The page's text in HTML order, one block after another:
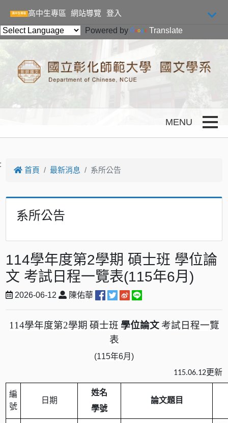
高中生專區
網站導覽
登入
Powered by
Translate
首頁 最新消息 系所公告
系所公告
114學年度第2學期 碩士班 學位論
文 考試日程一覽表(115年6月)
2026-06-12 陳佑華
114學年度第2學期 碩士班 學位論文 考試日程一覽
表
(115年6月 )
115.06.12更新
編
號
日期
姓名
學號
論文題目